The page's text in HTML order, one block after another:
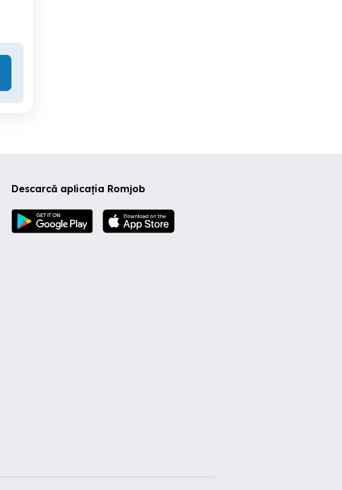
Descarcă aplicația Romjob